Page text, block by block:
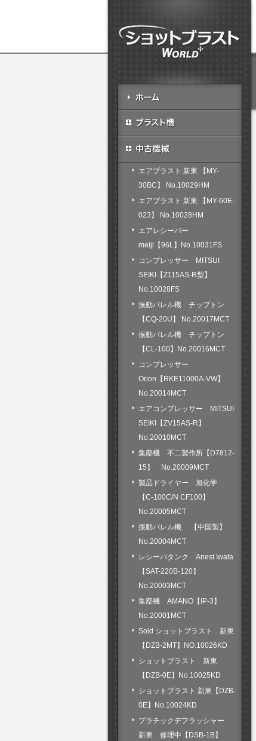
エアブラスト 新東 【MY-
30BC】 No.10029HM
エアブラスト 新東 【MY-60E-
023】 No.10028HM
エアレシーバー
meiji【96L】No.10031FS
コンプレッサー MITSUI
SEIKI【Z115AS-R型】
No.10028FS
振動バレル機 チップトン
【CQ-20U】 No.20017MCT
振動バレル機 チップトン
【CL-100】No.20016MCT
コンプレッサー
Orion【RKE11000A-VW】
No.20014MCT
エアコンプレッサー MITSUI
SEIKI【ZV15AS-R】
No.20010MCT
集塵機 不二製作所【D7812-
15】 No.20009MCT
製品ドライヤー 旭化学
【C-100C/N CF100】
No.20005MCT
振動バレル機 【中国製】
No.20004MCT
レシーバタンク Anest Iwata
【SAT-220B-120】
No.20003MCT
集塵機 AMANO【IP-3】
No.20001MCT
Sold ショットブラスト 新東
【DZB-2MT】NO.10026KD
ショットブラスト 新東
【DZB-0E】No.10025KD
ショットブラスト 新東【DZB-
0E】No.10024KD
プラチックデフラッシャー
新東 修理中【DSB-1B】